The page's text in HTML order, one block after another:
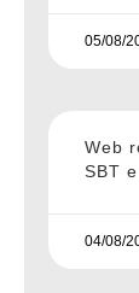
05/08/
Web
SBT
04/08/